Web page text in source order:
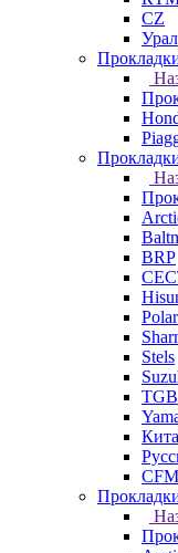
СZ
Урал
BRP
Stels
TGB